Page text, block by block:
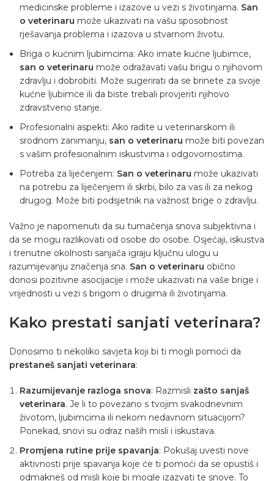
medicinske probleme i izazove u vezi s životinjama. San
o veterinaru može ukazivati ​​na vašu sposobnost
rješavanja problema i izazova u stvarnom životu.
Briga o kućnim ljubimcima: Ako imate kućne ljubimce,
san o veterinaru može odražavati vašu brigu o njihovom
zdravlju i dobrobiti. Može sugerirati da se brinete za svoje
kućne ljubimce ili da biste trebali provjeriti njihovo
zdravstveno stanje.
Profesionalni aspekti: Ako radite u veterinarskom ili
srodnom zanimanju, san o veterinaru može biti povezan
s vašim profesionalnim iskustvima i odgovornostima.
Potreba za liječenjem: San o veterinaru može ukazivati ​​
na potrebu za liječenjem ili skrbi, bilo za vas ili za nekog
drugog. Može biti podsjetnik na važnost brige o zdravlju.
Važno je napomenuti da su tumačenja snova subjektivna i
da se mogu razlikovati od osobe do osobe. Osjećaji, iskustva
i trenutne okolnosti sanjača igraju ključnu ulogu u
razumijevanju značenja sna. San o veterinaru obično
donosi pozitivne asocijacije i može ukazivati ​​na vaše brige i
vrijednosti u vezi s brigom o drugima ili životinjama.
Kako prestati sanjati veterinara?
Donosimo ti nekoliko savjeta koji bi ti mogli pomoći da
prestaneš sanjati veterinara:
Razumijevanje razloga snova: Razmisli zašto sanjaš
veterinara. Je li to povezano s tvojim svakodnevnim
životom, ljubimcima ili nekom nedavnom situacijom?
Ponekad, snovi su odraz naših misli i iskustava.
Promjena rutine prije spavanja: Pokušaj uvesti nove
aktivnosti prije spavanja koje će ti pomoći da se opustiš i
odmakneš od misli koje bi mogle izazvati te snove. To